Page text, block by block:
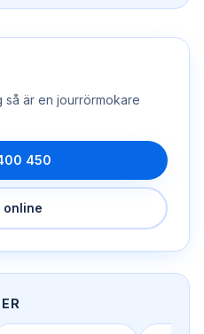
så är en jourrörmokare
450
online